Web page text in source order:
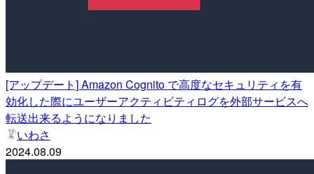
[アップデート] Amazon Cognito で高度なセキュリティを有
効化した際にユーザーアクティビティログを外部サービスへ
転送出来るようになりました
いわさ
2024.08.09